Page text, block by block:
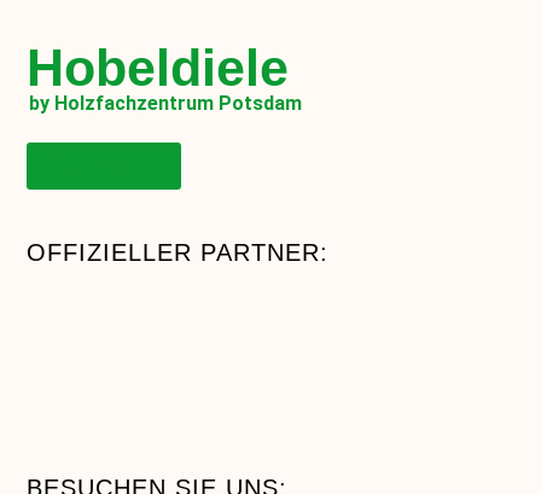
Hobeldiele
by Holzfachzentrum Potsdam
OFFIZIELLER PARTNER:
BESUCHEN SIE UNS: